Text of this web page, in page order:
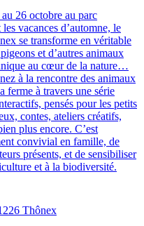
26 octobre au parc
les vacances d’automne, le
se transforme en véritable
et d’autres animaux
au cœur de la nature…
à la rencontre des animaux
ferme à travers une série
pensés pour les petits
contes, ateliers créatifs,
plus encore. C’est
convivial en famille, de
présents, et de sensibiliser
et à la biodiversité.
Thônex